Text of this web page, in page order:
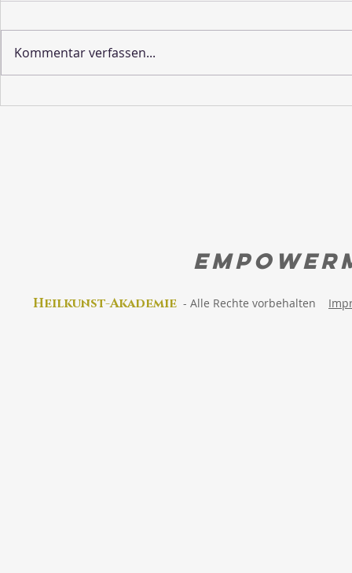
Wie sieht die Schöpfung
Lebe deine
Kommentar verfassen...
Heilkunst-Akademie - Alle Rechte vorbehalten